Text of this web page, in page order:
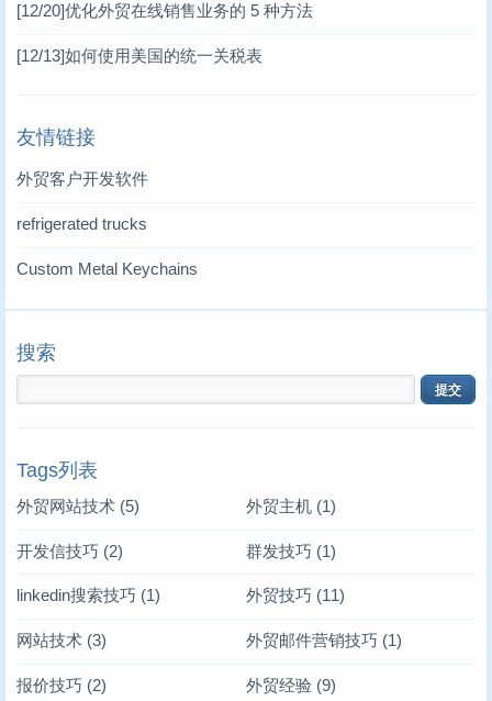
[12/20]优化外贸在线销售业务的 5 种方法
[12/13]如何使用美国的统一关税表
友情链接
外贸客户开发软件
refrigerated trucks
Custom Metal Keychains
搜索
Tags列表
外贸网站技术 (5) 外贸主机 (1)
开发信技巧 (2) 群发技巧 (1)
linkedin搜索技巧 (1) 外贸技巧 (11)
网站技术 (3) 外贸邮件营销技巧 (1)
报价技巧 (2) 外贸经验 (9)